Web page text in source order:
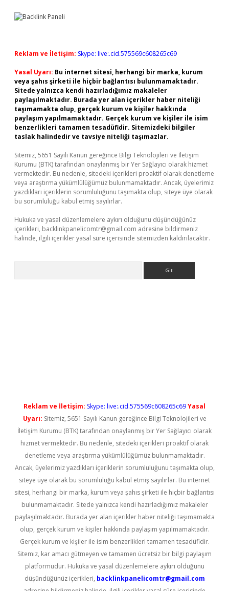
Reklam ve İletişim: Skype: live:.cid.575569c608265c69
Yasal Uyarı: Bu internet sitesi, herhangi bir marka, kurum
veya şahıs şirketi ile hiçbir bağlantısı bulunmamaktadır.
Sitede yalnızca kendi hazırladığımız makaleler
paylaşılmaktadır. Burada yer alan içerikler haber niteliği
taşımamakta olup, gerçek kurum ve kişiler hakkında
paylaşım yapılmamaktadır. Gerçek kurum ve kişiler ile isim
benzerlikleri tamamen tesadüfidir. Sitemizdeki bilgiler
taslak halindedir ve tavsiye niteliği taşımazlar.
Sitemiz, 5651 Sayılı Kanun gereğince Bilgi Teknolojileri ve İletişim
Kurumu (BTK) tarafından onaylanmış bir Yer Sağlayıcı olarak hizmet
vermektedir. Bu nedenle, sitedeki içerikleri proaktif olarak denetleme
veya araştırma yükümlülüğümüz bulunmamaktadır. Ancak, üyelerimiz
yazdıkları içeriklerin sorumluluğunu taşımakta olup, siteye üye olarak
bu sorumluluğu kabul etmiş sayılırlar.
Hukuka ve yasal düzenlemelere aykırı olduğunu düşündüğünüz
içerikleri, backlinkpanelicomtr@gmail.com adresine bildirmeniz
halinde, ilgili içerikler yasal süre içerisinde sitemizden kaldırılacaktır.
Reklam ve İletişim: Skype: live:.cid.575569c608265c69Yasal
Uyarı: Sitemiz, 5651 Sayılı Kanun gereğince Bilgi Teknolojileri ve
İletişim Kurumu (BTK) tarafından onaylanmış bir Yer Sağlayıcı olarak
hizmet vermektedir. Bu nedenle, sitedeki içerikleri proaktif olarak
denetleme veya araştırma yükümlülüğümüz bulunmamaktadır.
Ancak, üyelerimiz yazdıkları içeriklerin sorumluluğunu taşımakta olup,
siteye üye olarak bu sorumluluğu kabul etmiş sayılırlar. Bu internet
sitesi, herhangi bir marka, kurum veya şahıs şirketi ile hiçbir bağlantısı
bulunmamaktadır. Sitede yalnızca kendi hazırladığımız makaleler
paylaşılmaktadır. Burada yer alan içerikler haber niteliği taşımamakta
olup, gerçek kurum ve kişiler hakkında paylaşım yapılmamaktadır.
Gerçek kurum ve kişiler ile isim benzerlikleri tamamen tesadüfidir.
Sitemiz, kar amacı gütmeyen ve tamamen ücretsiz bir bilgi paylaşım
platformudur. Hukuka ve yasal düzenlemelere aykırı olduğunu
düşündüğünüz içerikleri, backlinkpanelicomtr@gmail.com